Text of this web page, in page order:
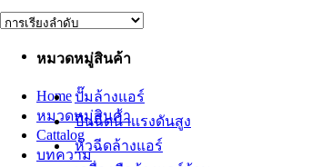
Home
หมวดหมู่สินค้า
Cattalog
บทความ
หมวดหมู่สินค้า
ปั๊มล้างแอร์
ปืนฉีดน้ำเเรงดันสูง
หัวฉีดล้างแอร์